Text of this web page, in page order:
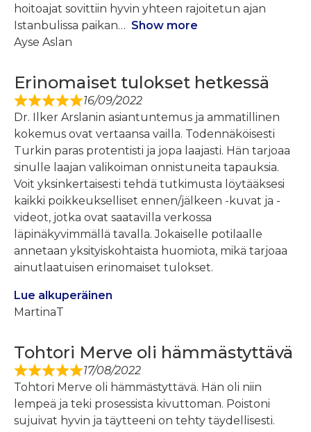
hoitoajat sovittiin hyvin yhteen rajoitetun ajan
Istanbulissa paikan
Show more
Ayse Aslan
Erinomaiset tulokset hetkessä
16/09/2022
Dr. Ilker Arslanin asiantuntemus ja ammatillinen
kokemus ovat vertaansa vailla. Todennäköisesti
Turkin paras protentisti ja jopa laajasti. Hän tarjoaa
sinulle laajan valikoiman onnistuneita tapauksia.
Voit yksinkertaisesti tehdä tutkimusta löytääksesi
kaikki poikkeukselliset ennen/jälkeen -kuvat ja -
videot, jotka ovat saatavilla verkossa
läpinäkyvimmällä tavalla. Jokaiselle potilaalle
annetaan yksityiskohtaista huomiota, mikä tarjoaa
ainutlaatuisen erinomaiset tulokset.
Lue alkuperäinen
MartinaT
Tohtori Merve oli hämmästyttävä
17/08/2022
Tohtori Merve oli hämmästyttävä. Hän oli niin
lempeä ja teki prosessista kivuttoman. Poistoni
sujuivat hyvin ja täytteeni on tehty täydellisesti.